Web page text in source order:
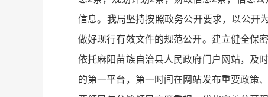
信息。我局坚持按照政务公开要求，以公开
做好现行有效文件的规范公开。建立健全保
依托麻阳苗族自治县人民政府门户网站，及
的第一平台，第一时间在网站发布重要政策